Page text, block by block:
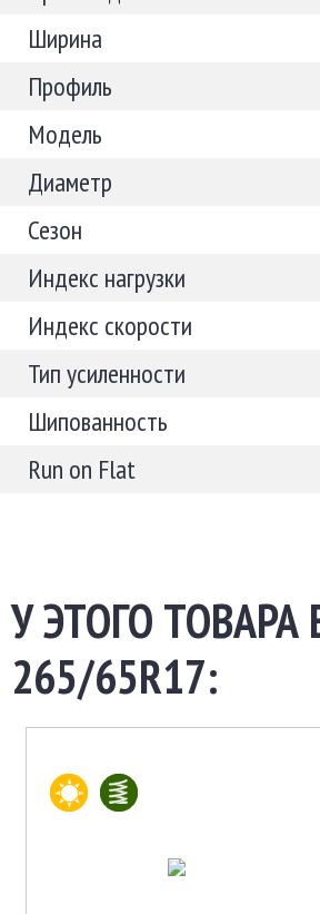
Ширина
Профиль
Модель
Диаметр
Сезон
Индекс нагрузки
Индекс скорости
Тип усиленности
Шипованность
Run on Flat
У ЭТОГО ТОВАРА
265/65R17: